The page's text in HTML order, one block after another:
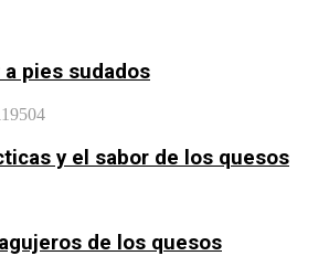
pies sudados
19504
y el sabor de los quesos
de los quesos